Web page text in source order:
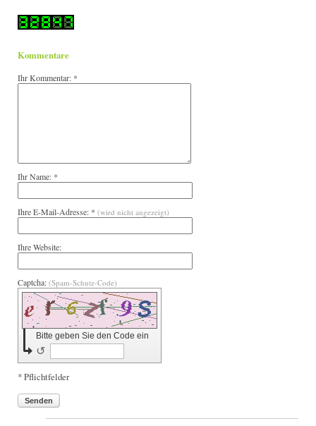
Kommentare
Ihr Kommentar: *
Ihr Name: *
Ihre E-Mail-Adresse: * (wird nicht angezeigt)
Ihre Website:
Captcha: (Spam-Schutz-Code)
Bitte geben Sie den Code ein
↺
* Pflichtfelder
Senden